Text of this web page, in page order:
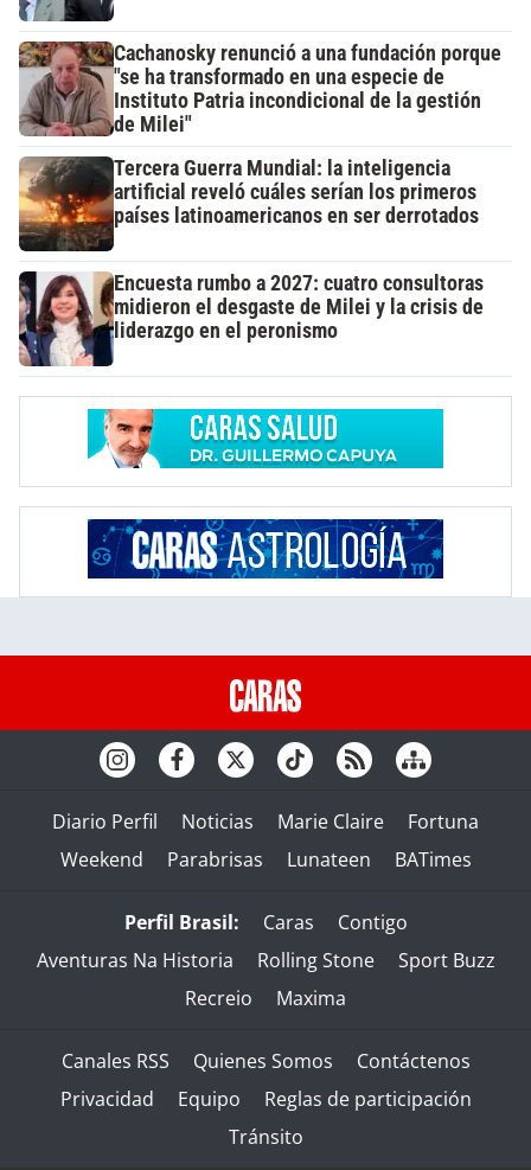
Cachanosky renunció a una fundación porque
"se ha transformado en una especie de
Instituto Patria incondicional de la gestión
de Milei"
Tercera Guerra Mundial: la inteligencia
artificial reveló cuáles serían los primeros
países latinoamericanos en ser derrotados
Encuesta rumbo a 2027: cuatro consultoras
midieron el desgaste de Milei y la crisis de
liderazgo en el peronismo
Diario Perfil Noticias Marie Claire
Fortuna
Weekend
Parabrisas Lunateen BATimes
Perfil Brasil: Caras
Contigo
Aventuras Na Historia
Rolling Stone
Sport Buzz
Recreio
Maxima
Canales RSS Quienes Somos
Contáctenos
Privacidad
Equipo
Reglas de participación
Tránsito